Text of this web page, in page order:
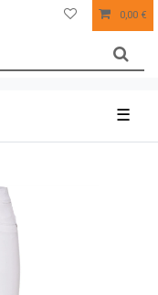
0,00 €
☰